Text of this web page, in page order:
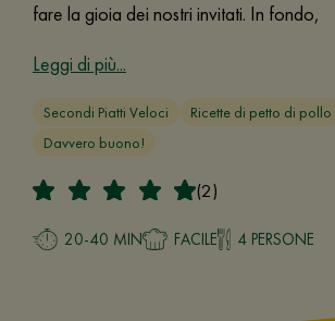
fare la gioia dei nostri invitati. In fondo,
Leggi di più...
Secondi Piatti Veloci
Ricette di petto di pollo
Davvero buono!
(2)
20-40 MIN FACILE 4 PERSONE